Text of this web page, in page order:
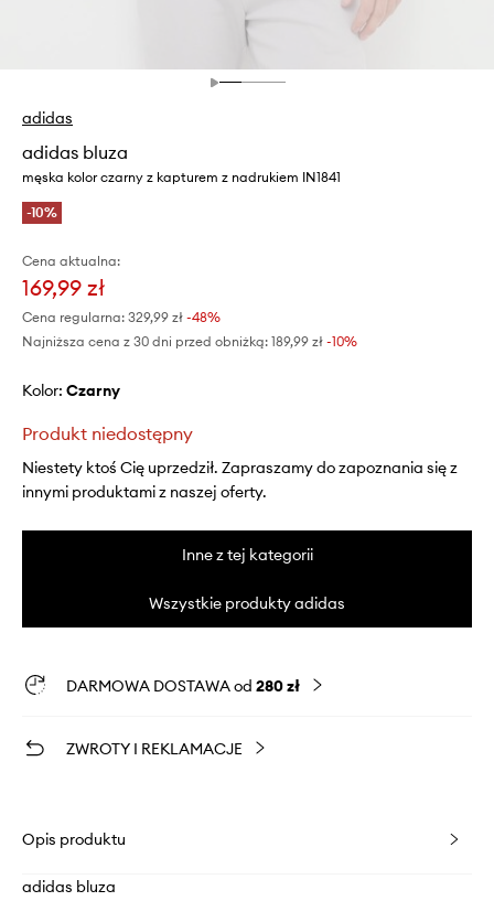
adidas
adidas bluza
męska kolor czarny z kapturem z nadrukiem IN1841
-10%
Cena aktualna:
169,99 zł
Cena regularna: 329,99 zł -48%
Najniższa cena z 30 dni przed obniżką: 189,99 zł -10%
Kolor: czarny
Produkt niedostępny
Niestety ktoś Cię uprzedził. Zapraszamy do zapoznania się z
innymi produktami z naszej oferty.
Inne z tej kategorii
Wszystkie produkty adidas
DARMOWA DOSTAWA od 280 zł
ZWROTY I REKLAMACJE
Opis produktu
adidas bluza